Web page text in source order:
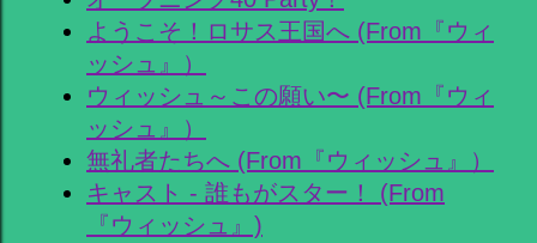
ようこそ！ロサス王国へ (From『ウィ
ッシュ』）
ウィッシュ～この願い〜 (From『ウィ
ッシュ』）
無礼者たちへ (From『ウィッシュ』）
キャスト - 誰もがスター！ (From
『ウィッシュ』)